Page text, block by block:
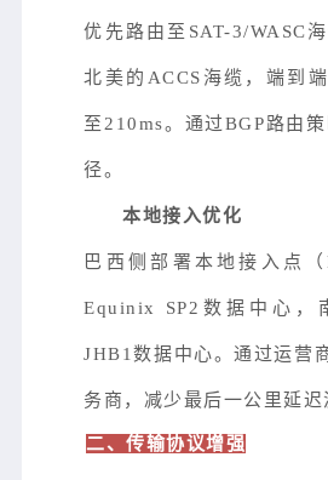
优先路由至SAT-3/WASC
北美的ACCS海缆，端到
至210ms。通过BGP路由
径。
本地接入优化
巴西侧部署本地接入点
Equinix SP2数据中心，
JHB1数据中心。通过运营
务商，减少最后一公里延迟
二、传输协议增强